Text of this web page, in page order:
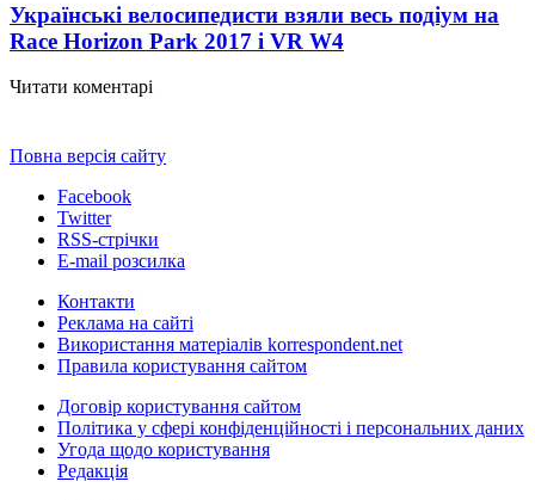
Українські велосипедисти взяли весь подіум на
Race Horizon Park 2017 і VR W4
Читати коментарі
Повна версія сайту
Facebook
Twitter
RSS-стрічки
E-mail розсилка
Контакти
Реклама на сайті
Використання матеріалів korrespondent.net
Правила користування сайтом
Договір користування сайтом
Політика у сфері конфіденційності і персональних даних
Угода щодо користування
Редакція